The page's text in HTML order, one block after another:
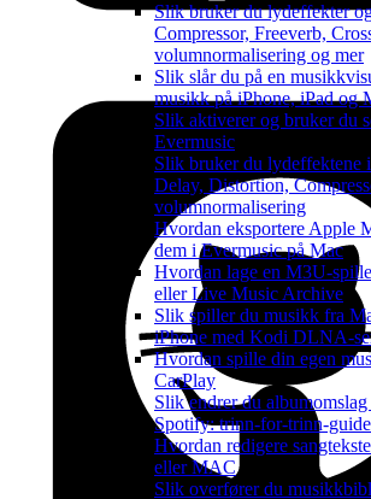
Slik bruker du lydeffekter
Compressor, Freeverb,
volumnormalisering og mer
Slik slår du på en
musikk på iPhone, iPad og
Slik aktiverer og bruker du
Evermusic
Slik bruker du lydeffektene
Delay, Distortion,
volumnormalisering
Hvordan eksportere Apple
dem i Evermusic på Mac
Hvordan lage en M3U-
eller Live Music Archive
Slik spiller du musikk fra
iPhone med Kodi DLNA-
Hvordan spille din egen
CarPlay
Slik endrer du
Spotify: trinn-for-trinn-
Hvordan redigere
eller MAC
Slik overfører du